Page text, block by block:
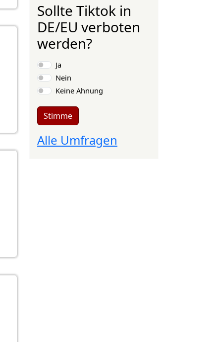
Sollte Tiktok in
DE/EU verboten
werden?
Auswahlmöglichkeiten
Ja
Nein
Keine Ahnung
Stimme
Alle Umfragen